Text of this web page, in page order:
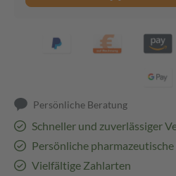
Persönliche Beratung
Schneller und zuverlässiger
Persönliche
Vielfältige Zahlarten